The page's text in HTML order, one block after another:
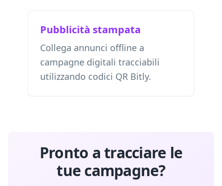
Pubblicità stampata
Collega annunci offline a
campagne digitali tracciabili
utilizzando codici QR Bitly.
Pronto a tracciare le
tue campagne?